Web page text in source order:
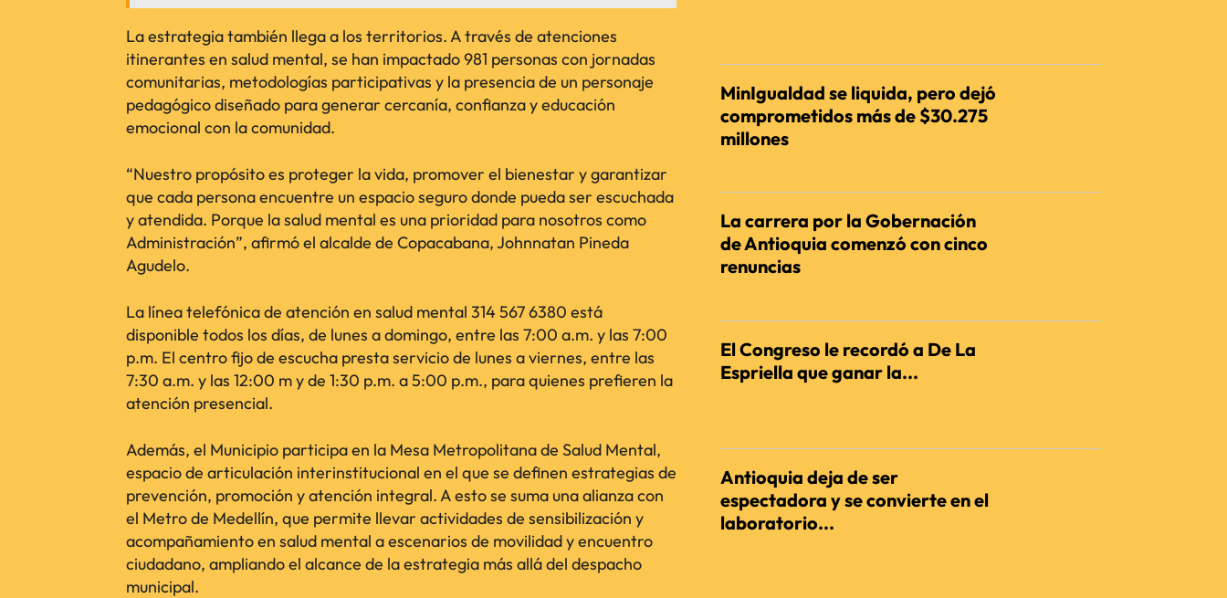
La estrategia también llega a los territorios. A través de atenciones
itinerantes en salud mental, se han impactado 981 personas con jornadas
comunitarias, metodologías participativas y la presencia de un personaje
pedagógico diseñado para generar cercanía, confianza y educación
emocional con la comunidad.
“Nuestro propósito es proteger la vida, promover el bienestar y garantizar
que cada persona encuentre un espacio seguro donde pueda ser escuchada
y atendida. Porque la salud mental es una prioridad para nosotros como
Administración”, afirmó el alcalde de Copacabana, Johnnatan Pineda
Agudelo.
La línea telefónica de atención en salud mental 314 567 6380 está
disponible todos los días, de lunes a domingo, entre las 7:00 a.m. y las 7:00
p.m. El centro fijo de escucha presta servicio de lunes a viernes, entre las
7:30 a.m. y las 12:00 m y de 1:30 p.m. a 5:00 p.m., para quienes prefieren la
atención presencial.
Además, el Municipio participa en la Mesa Metropolitana de Salud Mental,
espacio de articulación interinstitucional en el que se definen estrategias de
prevención, promoción y atención integral. A esto se suma una alianza con
el Metro de Medellín, que permite llevar actividades de sensibilización y
acompañamiento en salud mental a escenarios de movilidad y encuentro
ciudadano, ampliando el alcance de la estrategia más allá del despacho
municipal.
MinIgualdad se liquida, pero dejó
comprometidos más de $30.275
millones
La carrera por la Gobernación
de Antioquia comenzó con cinco
renuncias
El Congreso le recordó a De La
Espriella que ganar la...
Antioquia deja de ser
espectadora y se convierte en el
laboratorio...